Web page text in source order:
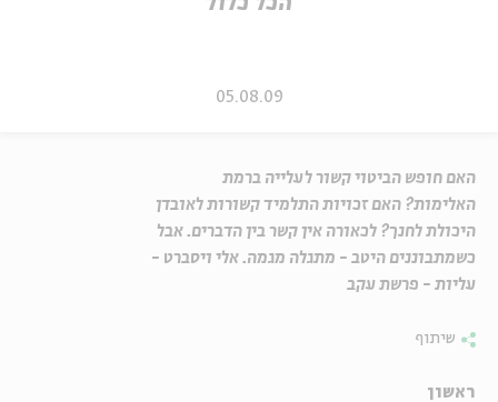
05.08.09
האם חופש הביטוי קשור לעלייה ברמת
האלימות? האם זכויות התלמיד קשורות לאובדן
היכולת לחנך? לכאורה אין קשר בין הדברים. אבל
כשמתבוננים היטב - מתגלה מגמה. אלי ויסברט -
עליות - פרשת עקב
שיתוף
ראשון